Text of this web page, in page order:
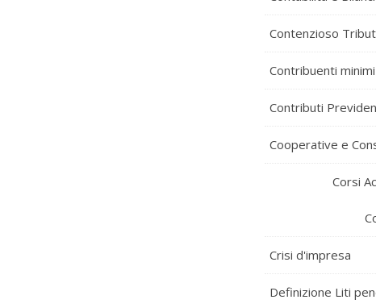
Contenzioso
Contribuenti minimi
Contributi
Cooperative e
Corsi
Crisi d'impresa
Definizione Liti